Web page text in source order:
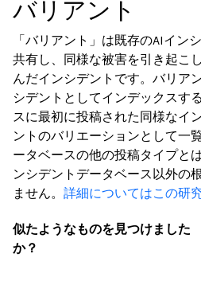
バリアント
「バリアント」は既存のAIイン
共有し、同様な被害を引き起こ
んだインシデントです。バリア
シデントとしてインデックスす
スに最初に投稿された同様なイ
ントのバリエーションとして一
ータベースの他の投稿タイプと
ンシデントデータベース以外の
ません。 詳細についてはこの研
似たようなものを見つけました
か？